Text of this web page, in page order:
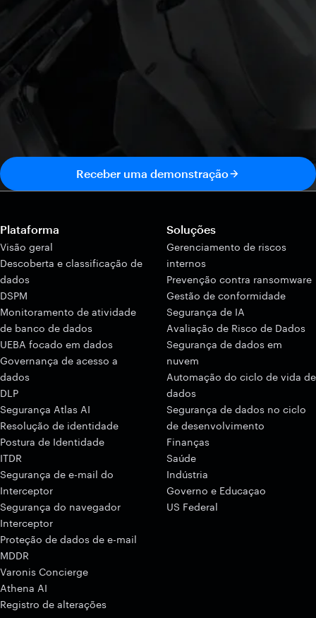
Receber uma demonstração
Plataforma
Visão geral
Descoberta e classificação de
dados
DSPM
Monitoramento de atividade
de banco de dados
UEBA focado em dados
Governança de acesso a
dados
DLP
Segurança Atlas AI
Resolução de identidade
Postura de Identidade
ITDR
Segurança de e-mail do
Interceptor
Segurança do navegador
Interceptor
Proteção de dados de e-mail
MDDR
Varonis Concierge
Athena AI
Registro de alterações
Soluções
Gerenciamento de riscos
internos
Prevenção contra ransomware
Gestão de conformidade
Segurança de IA
Avaliação de Risco de Dados
Segurança de dados em
nuvem
Automação do ciclo de vida de
dados
Segurança de dados no ciclo
de desenvolvimento
Finanças
Saúde
Indústria
Governo e Educaçao
US Federal